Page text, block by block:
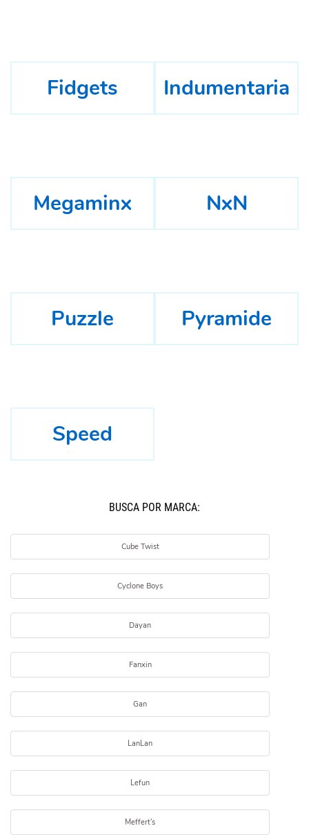
Fidgets Indumentaria
Megaminx NxN
Puzzle Pyramide
Speed
BUSCÁ POR MARCA:
Cube Twist
Cyclone Boys
Dayan
Fanxin
Gan
LanLan
Lefun
Meffert's